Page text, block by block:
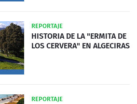
REPORTAJE
HISTORIA DE LA "ERMITA DE
LOS CERVERA" EN ALGECIRAS
REPORTAJE